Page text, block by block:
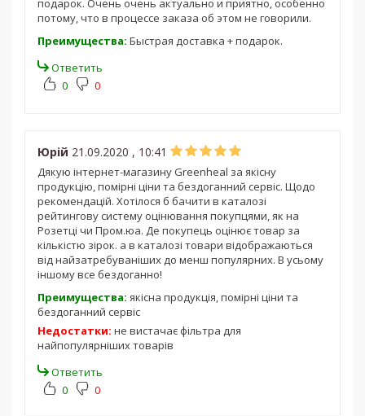
подарок. Очень очень актуально и приятно, особенно
потому, что в процессе заказа об этом не говорили.
Преимущества: Быстрая доставка + подарок.
Ответить
0
0
Юрій 21.09.2020 , 10:41
Дякую інтернет-магазину Greenheal за якісну
продукцію, помірні ціни та бездоганний сервіс. Щодо
рекомендацій. Хотілося б бачити в каталозі
рейтингову систему оцінювання покупцями, як на
Розетці чи Пром.юа. Де покупець оцінює товар за
кількістю зірок. а в каталозі товари відображаються
від найзатребуваніших до менш популярних. В усьому
іншому все бездоганно!
Преимущества: якісна продукція, помірні ціни та
бездоганний сервіс
Недостатки: не вистачає фільтра для
найпопулярніших товарів
Ответить
0
0